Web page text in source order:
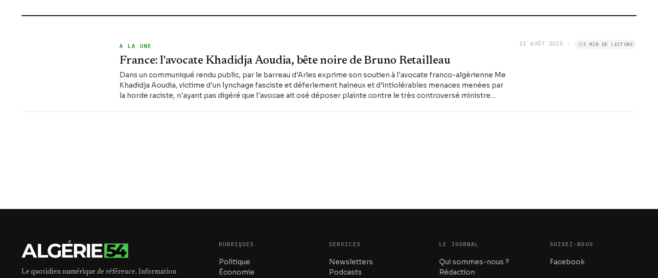
A LA UNE
France: l'avocate Khadidja Aoudia, bête noire de Bruno Retailleau
Dans un communiqué rendu public, par le barreau d'Arles exprime son soutien à l'avocate franco-algérienne Me
Khadidja Aoudia, victime d'un lynchage fasciste et déferlement haineux et d'intiolérables menaces menées par
la horde raciste, n'ayant pas digéré que l'avocae ait osé déposer plainte contre le très controversé ministre
11 AOÛT 2025 · 3 MIN DE LECTURE
Le quotidien numérique de référence. Information
RUBRIQUES
Politique
Économie
SERVICES
Newsletters
Podcasts
LE JOURNAL
Qui sommes-nous ?
Rédaction
SUIVEZ-NOUS
Facebook